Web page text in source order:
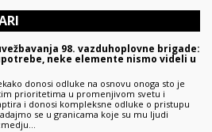
98. vazduhoplovne brigade:
neke elemente nismo videli u
donosi odluke na osnovu onoga sto je
prioritetima u promenjivom svetu i
i donosi kompleksne odluke o pristupu
se u granicama koje su mu ljudi